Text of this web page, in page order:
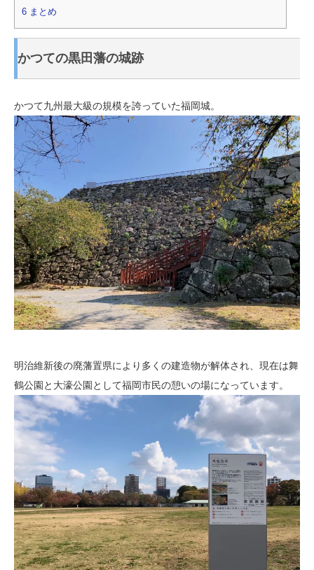
6 まとめ
かつての黒田藩の城跡
かつて九州最大級の規模を誇っていた福岡城。
明治維新後の廃藩置県により多くの建造物が解体され、現在は舞
鶴公園と大濠公園として福岡市民の憩いの場になっています。